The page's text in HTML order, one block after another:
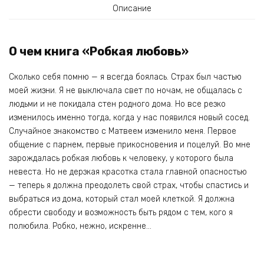
Описание
О чем книга «Робкая любовь»
Сколько себя помню — я всегда боялась. Страх был частью
моей жизни. Я не выключала свет по ночам, не общалась с
людьми и не покидала стен родного дома. Но все резко
изменилось именно тогда, когда у нас появился новый сосед.
Случайное знакомство с Матвеем изменило меня. Первое
общение с парнем, первые прикосновения и поцелуй. Во мне
зарождалась робкая любовь к человеку, у которого была
невеста. Но не дерзкая красотка стала главной опасностью
— теперь я должна преодолеть свой страх, чтобы спастись и
выбраться из дома, который стал моей клеткой. Я должна
обрести свободу и возможность быть рядом с тем, кого я
полюбила. Робко, нежно, искренне…